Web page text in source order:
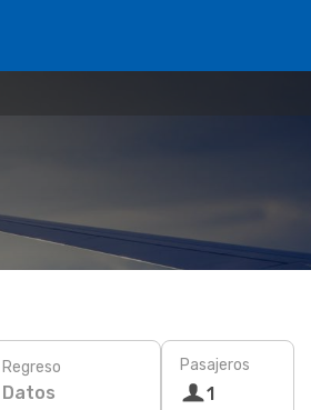
Regreso
Datos
Pasajeros
1